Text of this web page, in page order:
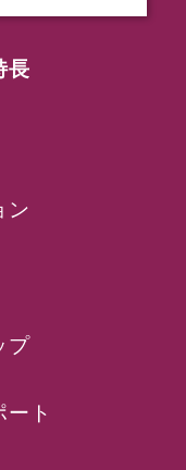
長
ン
プ
ト